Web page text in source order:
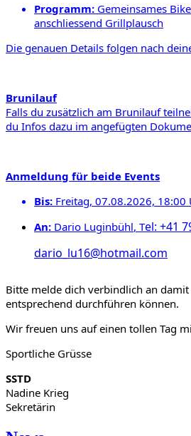
Programm: Gemeinsames
anschliessend Grillplausch
Die genauen Details folgen nach
Brunilauf
Falls du zusätzlich am Brunilauf
du Infos dazu im angefügten
Anmeldung für beide Events
Bis: Freitag, 07.08.2026, 18:00
An: Dario Luginbühl, Tel: +41
dario_lu16@hotmail.com
Bitte melde dich verbindlich an
entsprechend durchführen können.
Wir freuen uns auf einen tollen Tag
Sportliche Grüsse
SSTD
Nadine Krieg
Sekretärin